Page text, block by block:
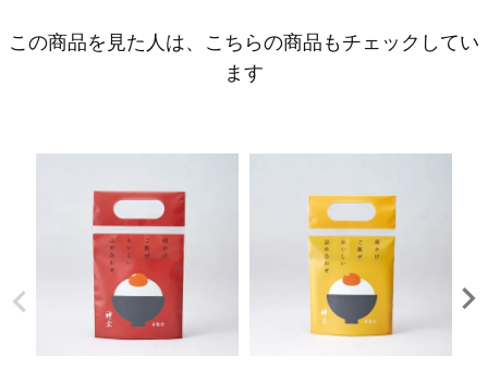
この商品を見た人は、こちらの商品もチェックしてい
ます